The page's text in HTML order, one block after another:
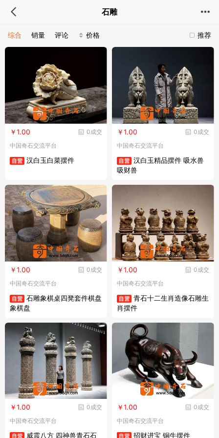
石雕
推荐
综合 销量 评论 价格
0成交
￥1.00
中国奇石交流平台
汉白玉白菜摆件
0成交
￥1.00
中国奇石交流平台
汉白玉精品摆件 吸水兽
吸财兽
0成交
￥1.00
中国奇石交流平台
石雕象棋桌四凳套件棋盘
象棋盘
0成交
￥1.00
中国奇石交流平台
青石十二生肖造像石雕生
肖摆件
0成交
￥1.00
中国奇石交流平台
威震八方 四神兽青石石
0成交
￥1.00
中国奇石交流平台
招财进宝 铜牛摆件